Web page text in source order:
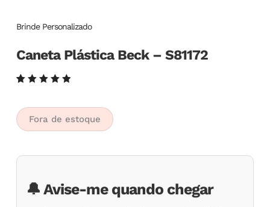
Brinde Personalizado
Caneta Plástica Beck – S81172
5.00de
5, com
baseado
em
clientes
Fora de estoque
🔔 Avise-me quando chegar